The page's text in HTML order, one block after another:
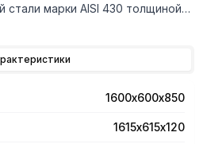
марки AISI 430 толщиной
трубы 40х40
стола
кг. Стол поставляется в
виде изделие имеет
1600х600х850
1615х615х120